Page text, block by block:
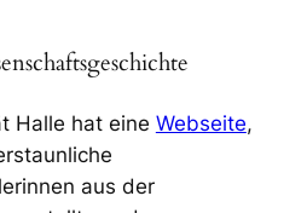
Halle hat eine Webseite,
aus der